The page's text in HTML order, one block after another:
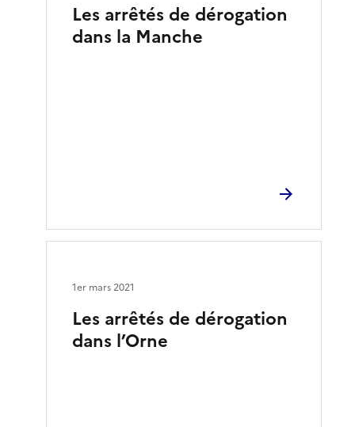
Les arrêtés de dérogation
dans la Manche
Les arrêtés de dérogation
dans l’Orne
1er mars 2021